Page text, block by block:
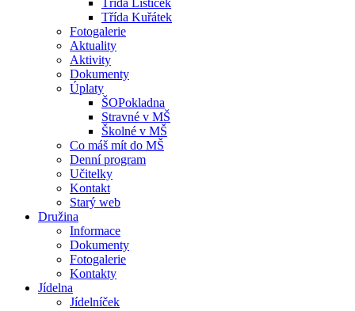
Třída Lištiček
Třída Kuřátek
Fotogalerie
Aktuality
Aktivity
Dokumenty
Úplaty
ŠOPokladna
Stravné v MŠ
Školné v MŠ
Co máš mít do MŠ
Denní program
Učitelky
Kontakt
Starý web
Družina
Informace
Dokumenty
Fotogalerie
Kontakty
Jídelna
Jídelníček